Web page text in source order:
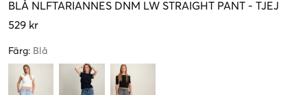
BLÅ NLFTARIANNES DNM LW STRAIGHT PANT - TJEJ
529 kr
Färg: Blå